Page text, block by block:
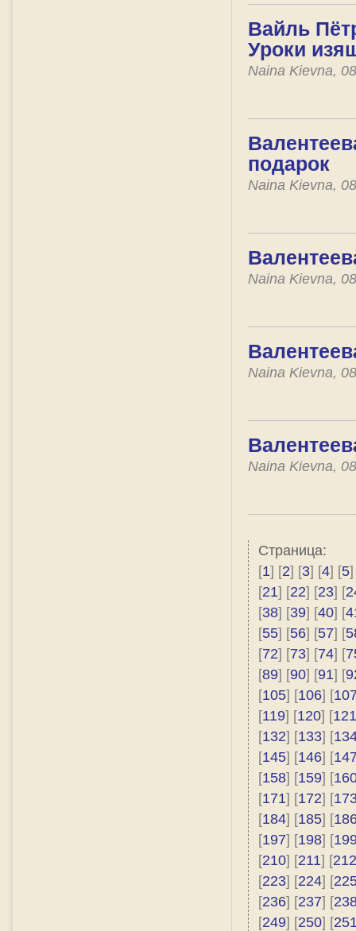
Вайль
Уроки
Naina Kievna,
подарок
Naina Kievna,
Naina Kievna,
Naina Kievna,
Naina Kievna,
Страница:
[1] [2] [3] [4] [5]
[21] [22] [23] [
[38] [39] [40] [
[55] [56] [57] [
[72] [73] [74] [
[89] [90] [91] [
[105] [106] [
[119] [120] [121
[132] [133] [
[145] [146] [
[158] [159] [
[171] [172] [
[184] [185] [
[197] [198] [
[210] [211] [212
[223] [224] [
[236] [237] [
[249] [250] [